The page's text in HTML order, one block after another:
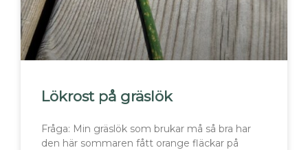
Lökrost på gräslök
Fråga: Min gräslök som brukar må så bra har
den här sommaren fått orange fläckar på